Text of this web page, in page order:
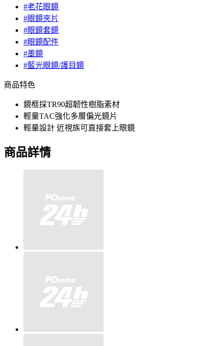
#老花眼鏡
#眼鏡夾片
#眼鏡套鏡
#眼鏡配件
#墨鏡
#藍光眼鏡/護目鏡
商品特色
鏡框採TR90超韌性樹脂素材
輕量TAC強化多層偏光鏡片
輕量設計 近視族可直接套上眼鏡
商品詳情